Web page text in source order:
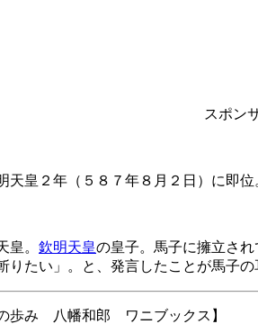
スポン
天皇２年（５８７年８月２日）に即
。 欽明天皇の皇子。馬子に擁立さ
りたい」。と、発言したことが馬子
歩み 八幡和郎 ワニブックス】